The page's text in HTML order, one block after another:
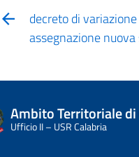
decreto di
assegnazione
Ambito Territoriale di
Ufficio II – USR Calabria